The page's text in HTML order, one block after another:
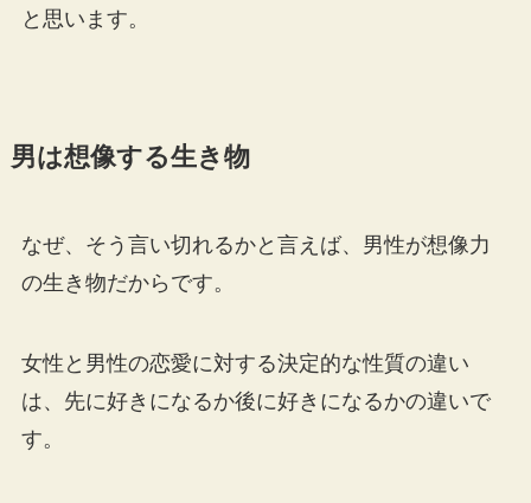
と思います。
男は想像する生き物
なぜ、そう言い切れるかと言えば、男性が想像力
の生き物だからです。
女性と男性の恋愛に対する決定的な性質の違い
は、先に好きになるか後に好きになるかの違いで
す。